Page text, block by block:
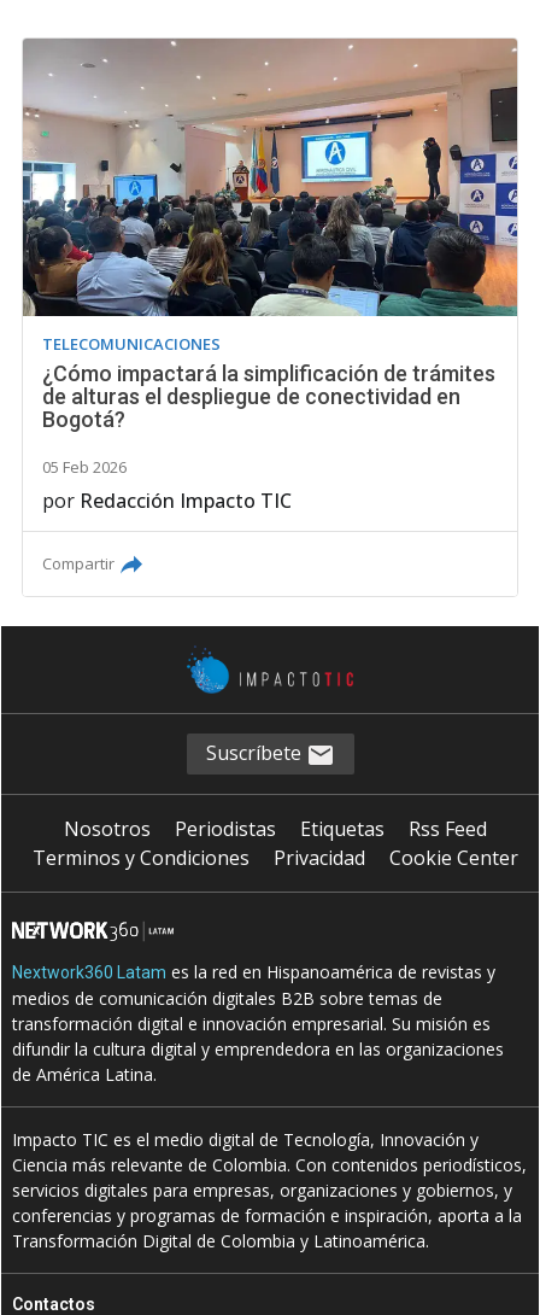
TELECOMUNICACIONES
¿Cómo impactará la simplificación de trámites
de alturas el despliegue de conectividad en
Bogotá?
05 Feb 2026
por Redacción Impacto TIC
Compartir
Suscríbete
Nosotros Periodistas Etiquetas
Rss Feed
Terminos y Condiciones
Privacidad Cookie Center
Nextwork360 Latam es la red en Hispanoamérica de revistas y
medios de comunicación digitales B2B sobre temas de
transformación digital e innovación empresarial. Su misión es
difundir la cultura digital y emprendedora en las organizaciones
de América Latina.
Impacto TIC es el medio digital de Tecnología, Innovación y
Ciencia más relevante de Colombia. Con contenidos periodísticos,
servicios digitales para empresas, organizaciones y gobiernos, y
conferencias y programas de formación e inspiración, aporta a la
Transformación Digital de Colombia y Latinoamérica.
Contactos